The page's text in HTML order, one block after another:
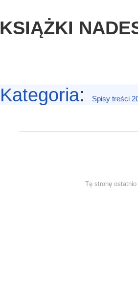
KSIĄŻKI
Kategoria: Spisy treści
Tę stronę